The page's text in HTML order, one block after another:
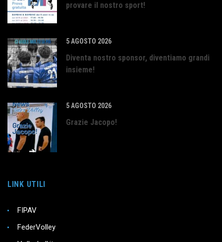
provare il nostro sport!
5 AGOSTO 2026
Diventa nostro sponsor, diventiamo grandi
insieme!
5 AGOSTO 2026
Grazie Jacopo!
LINK UTILI
FIPAV
FederVolley